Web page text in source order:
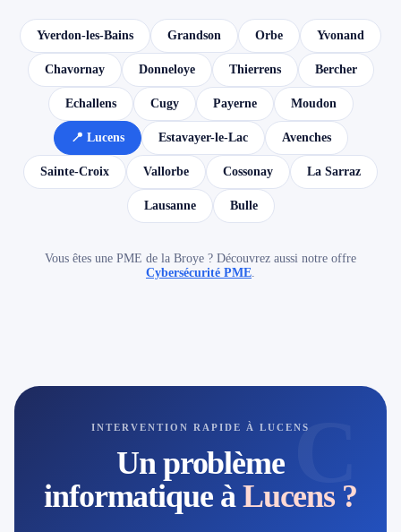
Yverdon-les-Bains Grandson Orbe Yvonand
Chavornay Donneloye Thierrens Bercher
Echallens Cugy Payerne Moudon
📍 Lucens Estavayer-le-Lac Avenches
Sainte-Croix Vallorbe Cossonay La Sarraz
Lausanne Bulle
Vous êtes une PME de la Broye ? Découvrez aussi notre offre
Cybersécurité PME.
C
INTERVENTION RAPIDE À LUCENS
Un problème
informatique àLucens ?